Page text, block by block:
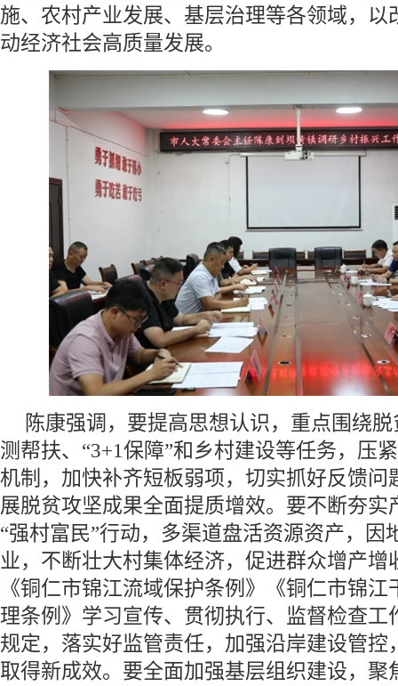
施、农村产业发展、基层治理等各领域，以
动经济社会高质量发展。
陈康强调，要提高思想认识，重点围绕
测帮扶、“3+1保障”和乡村建设等任务，压
机制，加快补齐短板弱项，切实抓好反馈问
展脱贫攻坚成果全面提质增效。要不断夯实
“强村富民”行动，多渠道盘活资源资产，因
业，不断壮大村集体经济，促进群众增产增
《铜仁市锦江流域保护条例》《铜仁市锦
理条例》学习宣传、贯彻执行、监督检查工
规定，落实好监管责任，加强沿岸建设管控
取得新成效。要全面加强基层组织建设，聚